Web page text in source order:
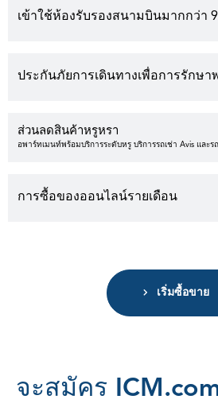
เข้าใช้ห้องรับรองสนามบินมากกว่า
ประกันภัยการเดินทางเพื่อการรักษา
ส่วนลดสินค้าหรูหรา
อพาร์ทเมนท์พร้อมบริการระดับหรู บริการรถเช่า Avis และร
การซื้อของออนไลน์รายเดือน
เริ่มซื้อขาย
จะสมคร ICM.co